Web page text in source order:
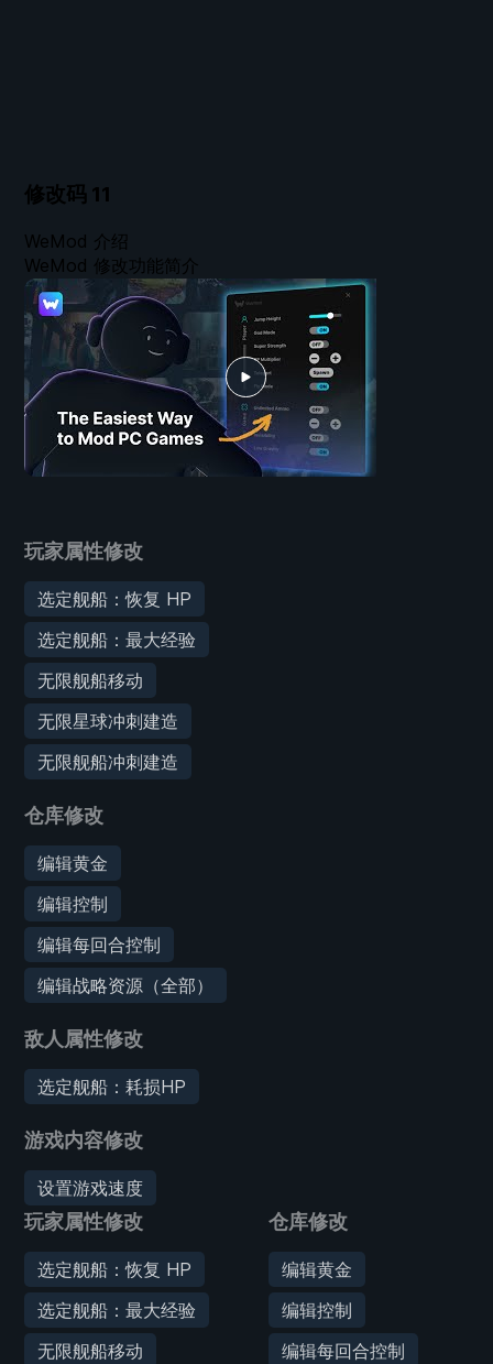
修改码 11
玩家属性修改
选定舰船：恢复 HP
选定舰船：最大经验
无限舰船移动
无限星球冲刺建造
无限舰船冲刺建造
仓库修改
编辑黄金
编辑控制
编辑每回合控制
编辑战略资源（全部）
敌人属性修改
选定舰船：耗损HP
游戏内容修改
设置游戏速度
玩家属性修改
选定舰船：恢复 HP
选定舰船：最大经验
无限舰船移动
仓库修改
编辑黄金
编辑控制
编辑每回合控制
WeMod 介绍
WeMod 修改功能简介